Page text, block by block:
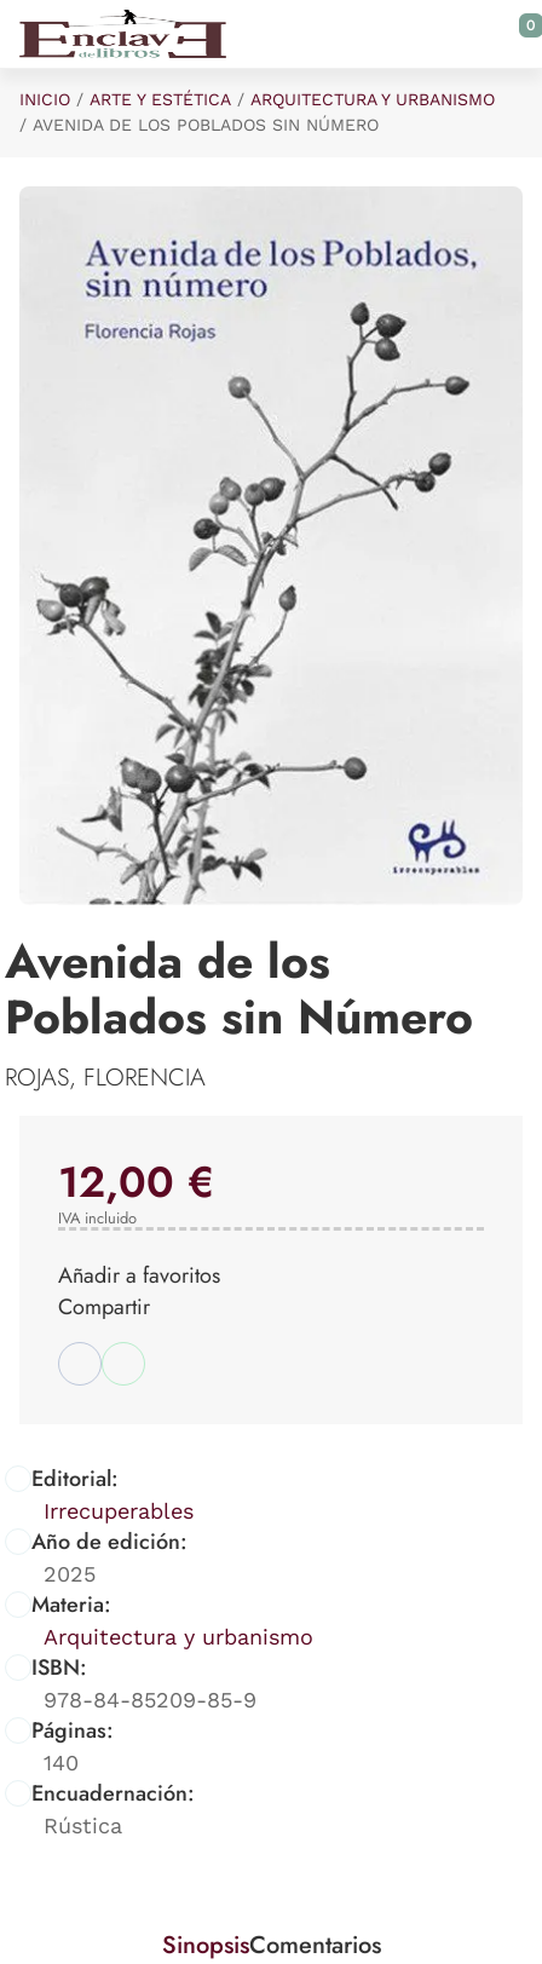
Saltar al contenido principal
0
INICIO ARTE Y ESTÉTICA
ARQUITECTURA Y URBANISMO
AVENIDA DE LOS POBLADOS SIN NÚMERO
Avenida de los
Poblados sin Número
ROJAS, FLORENCIA
Editorial:
Irrecuperables
Año de edición:
2025
Materia:
Arquitectura y urbanismo
ISBN:
978-84-85209-85-9
Páginas:
140
Encuadernación:
Rústica
12,00 €
IVA incluido
Añadir a favoritos
Compartir
SinopsisComentarios